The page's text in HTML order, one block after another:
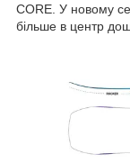
CORE. У новому
більше в центр